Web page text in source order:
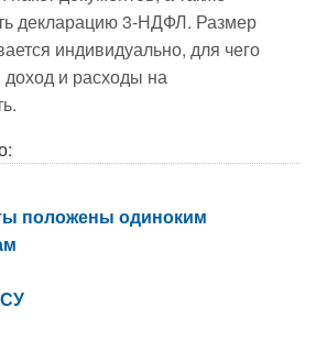
декларацию 3-НДФЛ. Размер
индивидуально, для чего
и расходы на
положены одиноким